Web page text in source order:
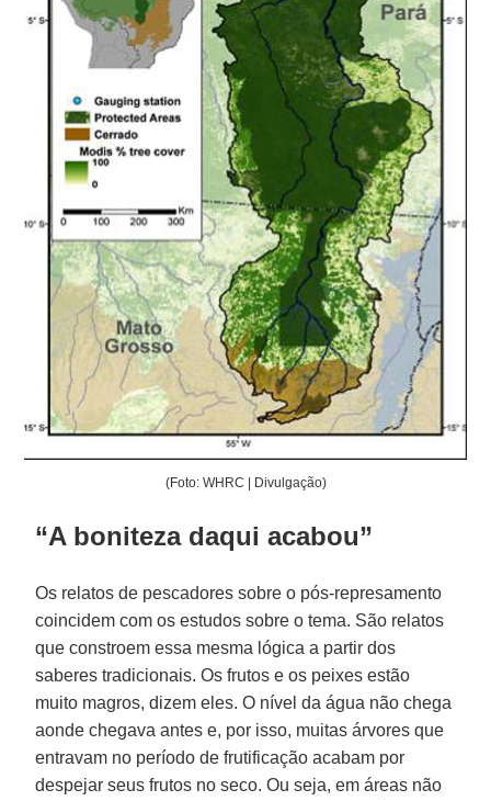
(Foto: WHRC | Divulgação)
“A boniteza daqui acabou”
Os relatos de pescadores sobre o pós-represamento
coincidem com os estudos sobre o tema. São relatos
que constroem essa mesma lógica a partir dos
saberes tradicionais. Os frutos e os peixes estão
muito magros, dizem eles. O nível da água não chega
aonde chegava antes e, por isso, muitas árvores que
entravam no período de frutificação acabam por
despejar seus frutos no seco. Ou seja, em áreas não